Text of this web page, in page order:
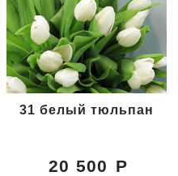
31 белый тюльпан
20 500